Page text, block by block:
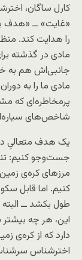
کارل ساگان،
«غایت» ــ «هدف
را هدایت کند.
مادی در گذشته
جانبی‌اش هم به
مادی ما را به
پرمخاطره‌ای که
شاخص‌های
یک هدف متعالیِ
جست‌وجو کنیم:
مرزهای کره‌ی زمین
کنیم. اما قابل
طول بکشد ــ
این، هر چه بیشتر
دارد که از کره‌ی
اخترشناس